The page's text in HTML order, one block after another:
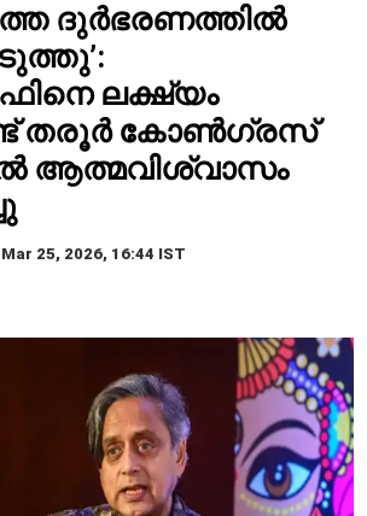
ദുർഭരണത്തിൽ
ലക്ഷ്യം
തരൂർ കോൺഗ്രസ്
ആത്മവിശ്വാസം
Mar 25, 2026, 16:44 IST